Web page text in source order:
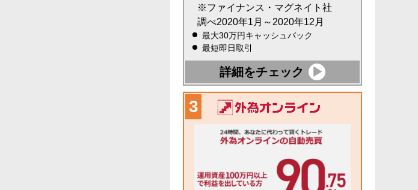
※ファイナンス・マグネイト社
調べ2020年1月～2020年12月
最大30万円キャッシュバック
最短即日取引
詳細をチェック